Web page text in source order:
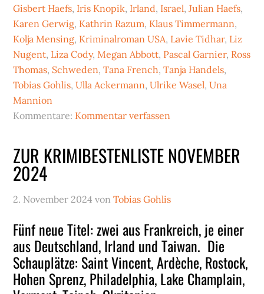
Gisbert Haefs, Iris Knopik, Irland, Israel,Julian Haefs,
Karen Gerwig, Kathrin Razum, Klaus Timmermann,
Kolja Mensing, Kriminalroman USA, Lavie Tidhar, Liz
Nugent, Liza Cody,Megan Abbott, Pascal Garnier, Ross
Thomas, Schweden,Tana French,Tanja Handels,
Tobias Gohlis,Ulla Ackermann,Ulrike Wasel,Una
Mannion
Kommentare: Kommentar verfassen
ZUR KRIMIBESTENLISTE NOVEMBER
2024
2. November 2024 vonTobias Gohlis
Fünf neue Titel: zwei aus Frankreich, je einer
aus Deutschland, Irland und Taiwan. Die
Schauplätze: Saint Vincent, Ardèche, Rostock,
Hohen Sprenz, Philadelphia, Lake Champlain,